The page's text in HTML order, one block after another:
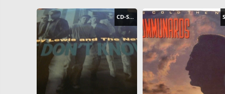
CD-SINGLE